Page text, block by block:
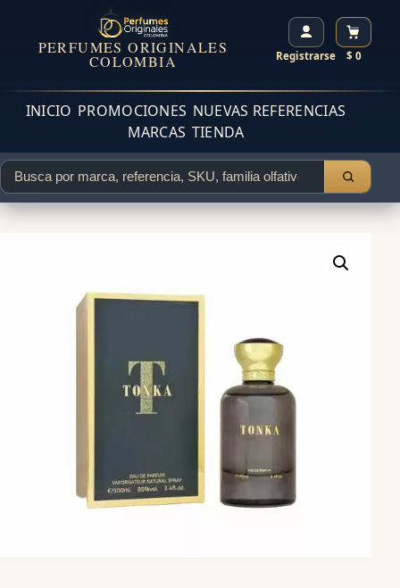
PERFUMES ORIGINALES
COLOMBIA Registrarse $ 0
INICIO PROMOCIONES NUEVAS REFERENCIAS
MARCAS TIENDA